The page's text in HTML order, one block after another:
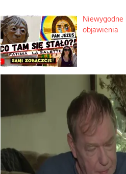
objawienia